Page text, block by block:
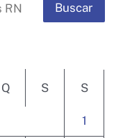
Buscar
Q S S
1